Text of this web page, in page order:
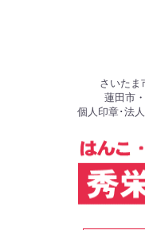
さいたま
蓮田市
個人印章･法